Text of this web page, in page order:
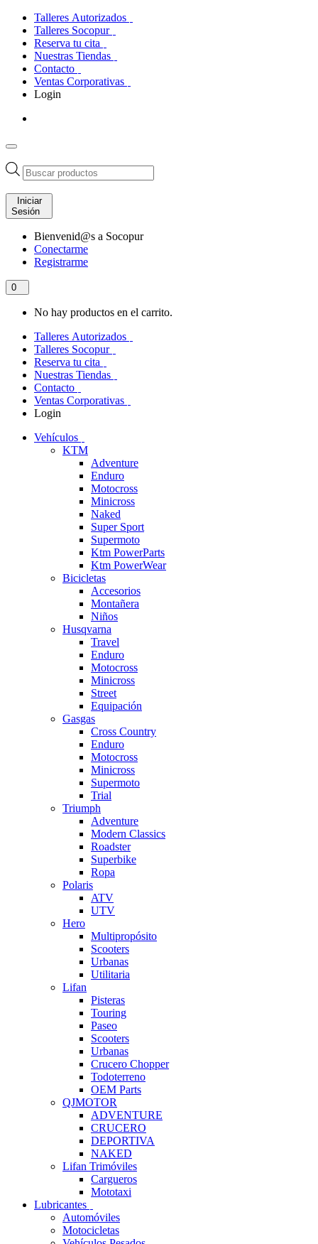
Talleres Autorizados
Talleres Socopur
Reserva tu cita
Nuestras Tiendas
Contacto
Ventas Corporativas
Login
Búsqueda
de
productos
Iniciar
Sesión
Bienvenid@s a Socopur
Conectarme
Registrarme
0
No hay productos en el carrito.
Talleres Autorizados
Talleres Socopur
Reserva tu cita
Nuestras Tiendas
Contacto
Ventas Corporativas
Login
Vehículos
KTM
Adventure
Enduro
Motocross
Minicross
Naked
Super Sport
Supermoto
Ktm PowerParts
Ktm PowerWear
Bicicletas
Accesorios
Montañera
Niños
Husqvarna
Travel
Enduro
Motocross
Minicross
Street
Equipación
Gasgas
Cross Country
Enduro
Motocross
Minicross
Supermoto
Trial
Triumph
Adventure
Modern Classics
Roadster
Superbike
Ropa
Polaris
ATV
UTV
Hero
Multipropósito
Scooters
Urbanas
Utilitaria
Lifan
Pisteras
Touring
Paseo
Scooters
Urbanas
Crucero Chopper
Todoterreno
OEM Parts
QJMOTOR
ADVENTURE
CRUCERO
DEPORTIVA
NAKED
Lifan Trimóviles
Cargueros
Mototaxi
Lubricantes
Automóviles
Motocicletas